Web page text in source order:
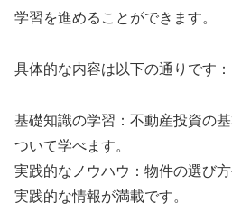
学習を進めることができます。
具体的な内容は以下の通りです：
基礎知識の学習：不動産投資の
ついて学べます。
実践的なノウハウ：物件の選び
実践的な情報が満載です。